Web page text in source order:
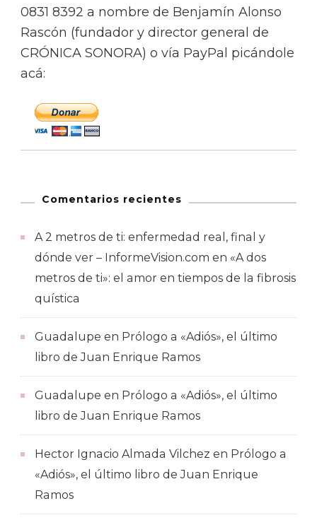
0831 8392 a nombre de Benjamín Alonso
Rascón (fundador y director general de
CRÓNICA SONORA) o vía PayPal picándole
acá:
Comentarios recientes
A 2 metros de ti: enfermedad real, final y
dónde ver – InformeVision.com en «A dos
metros de ti»: el amor en tiempos de la fibrosis
quística
Guadalupe en Prólogo a «Adiós», el último
libro de Juan Enrique Ramos
Guadalupe en Prólogo a «Adiós», el último
libro de Juan Enrique Ramos
Hector Ignacio Almada Vilchez en Prólogo a
«Adiós», el último libro de Juan Enrique
Ramos